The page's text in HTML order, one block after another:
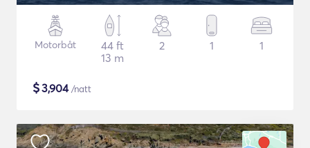
Motorbåt
44 ft
13 m
2 1 1
$3,904/natt